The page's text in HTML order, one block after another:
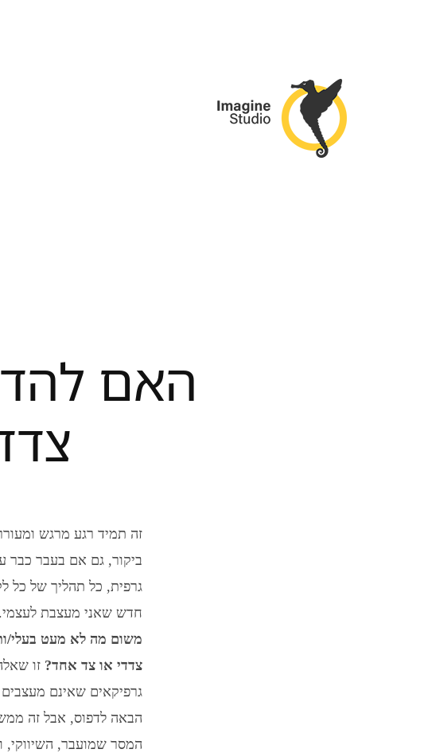
האם
זה תמיד רגע מרגש
ביקור, גם אם בעבר כבר
גרפית, כל תהליך של כל
חדש שאני מעצבת לעצמי.
משום מה לא מעט בעלי/
צדדי או צד אחד? זו
גרפיקאים שאינם
הבאה לדפוס, אבל זה
המסר שמועבר, השיווקי,